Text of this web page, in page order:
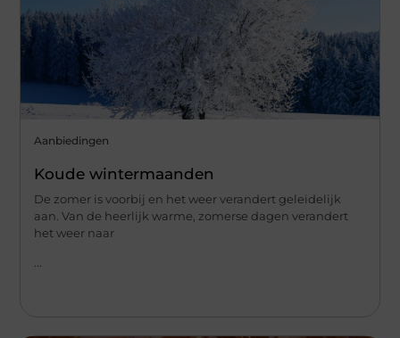
Aanbiedingen
Koude wintermaanden
De zomer is voorbij en het weer verandert geleidelijk
aan. Van de heerlijk warme, zomerse dagen verandert
het weer naar
...